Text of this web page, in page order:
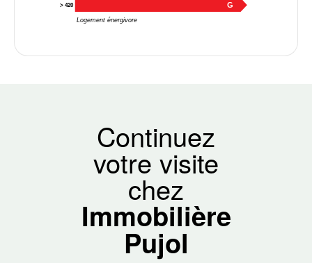
Logement énergivore
> 420 G
Continuez
votre visite
chez
Immobilière
Pujol